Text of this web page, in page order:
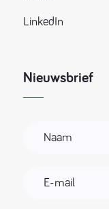
LinkedIn
Nieuwsbrief